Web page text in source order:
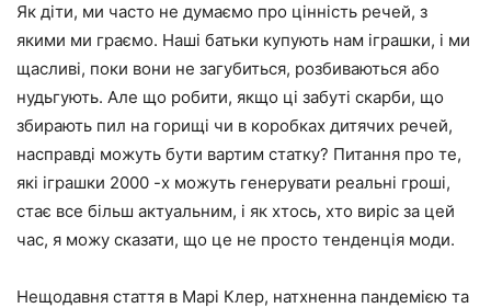
Як діти, ми часто не думаємо про цінність речей, з
якими ми граємо. Наші батьки купують нам іграшки, і ми
щасливі, поки вони не загубиться, розбиваються або
нудьгують. Але що робити, якщо ці забуті скарби, що
збирають пил на горищі чи в коробках дитячих речей,
насправді можуть бути вартим статку? Питання про те,
які іграшки 2000 -х можуть генерувати реальні гроші,
стає все більш актуальним, і як хтось, хто виріс за цей
час, я можу сказати, що це не просто тенденція моди.
Нещодавня стаття в Марі Клер, натхненна пандемією та